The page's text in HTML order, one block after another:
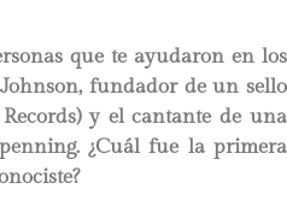
que te ayudaron en los
fundador de un sello
y el cantante de una
¿Cuál fue la primera